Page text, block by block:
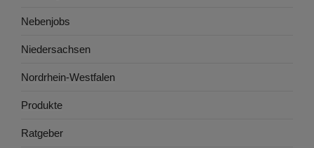
Nebenjobs
Niedersachsen
Nordrhein-Westfalen
Produkte
Ratgeber